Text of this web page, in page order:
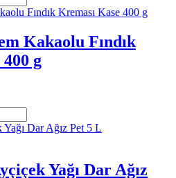
Kakaolu Fındık
g
Yağı Dar Ağız